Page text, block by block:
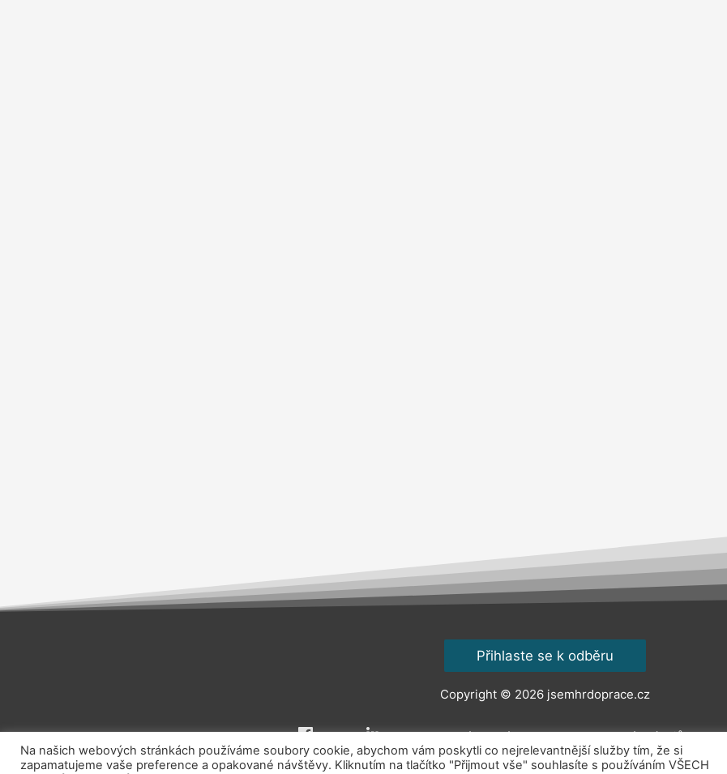
Přihlaste se k odběru
Copyright © 2026 jsemhrdoprace.cz
Obchodní podmínky Ochrana osobních údajů
Na našich webových stránkách používáme soubory cookie, abychom vám poskytli co nejrelevantnější služby tím, že si
zapamatujeme vaše preference a opakované návštěvy. Kliknutím na tlačítko "Přijmout vše" souhlasíte s používáním VŠECH